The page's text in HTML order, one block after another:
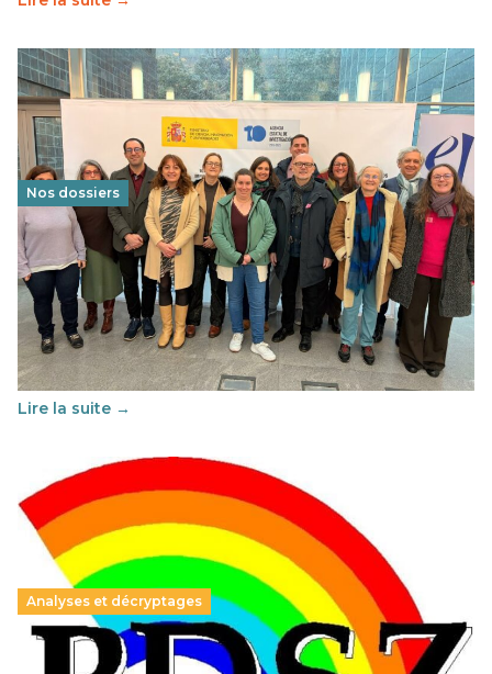
Nos dossiers
Éducation au vivre-ensemble : un échange croisé
franco-espagnol pour changer d’approche
29 juin 2026-National
Cette année, l'UNSA Éducation a mené un projet Erasmus
soutenu par l'union Européenne et centré sur l'éducation
au vivre-ensemble : quelles différences entre la France…
Lire la suite →
Analyses et décryptages
Hongrie : du changement pour les politiques